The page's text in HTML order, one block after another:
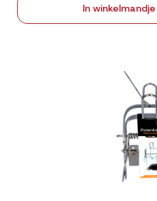
In winkelmandje